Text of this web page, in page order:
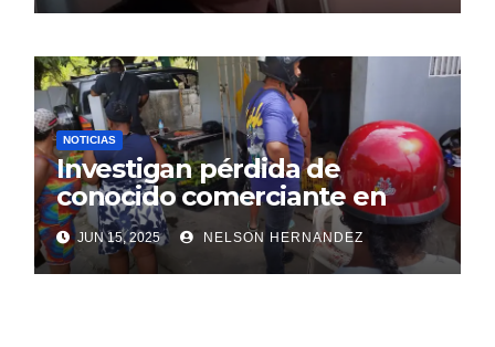
NOTICIAS
Investigan pérdida de
conocido comerciante en
Sosúa
JUN 15, 2025 NELSON HERNANDEZ